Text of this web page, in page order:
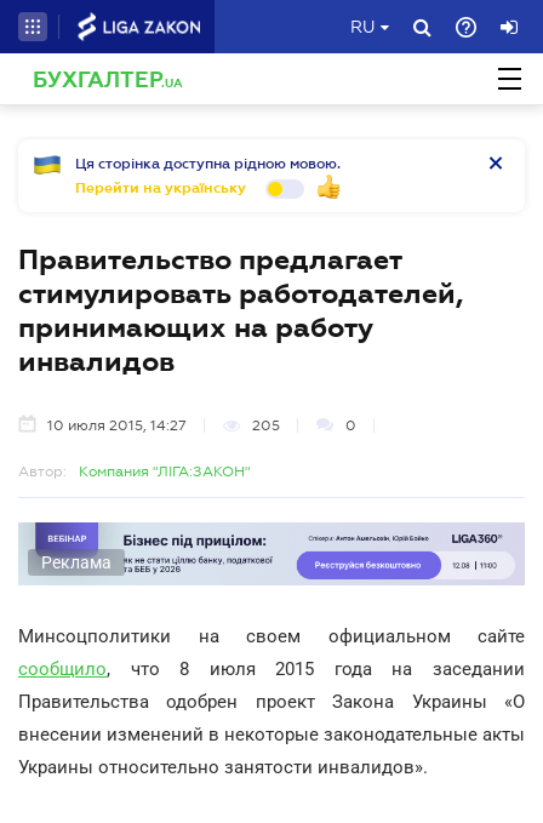
RU
БУХГАЛТЕР.UA
Ця сторінка доступна рідною мовою.
Перейти на українську
Правительство предлагает
стимулировать работодателей,
принимающих на работу
инвалидов
10 июля 2015, 14:27 205 0
Автор: Компания "ЛІГА:ЗАКОН"
Реклама
Минсоцполитики на своем официальном сайте
сообщило, что 8 июля 2015 года на заседании
Правительства одобрен проект Закона Украины «О
внесении изменений в некоторые законодательные акты
Украины относительно занятости инвалидов».